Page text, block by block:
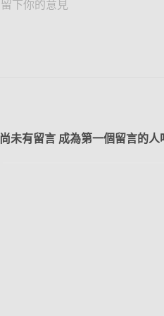
尚未有留言 成為第一個留言的人